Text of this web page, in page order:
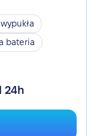
bateria
24h